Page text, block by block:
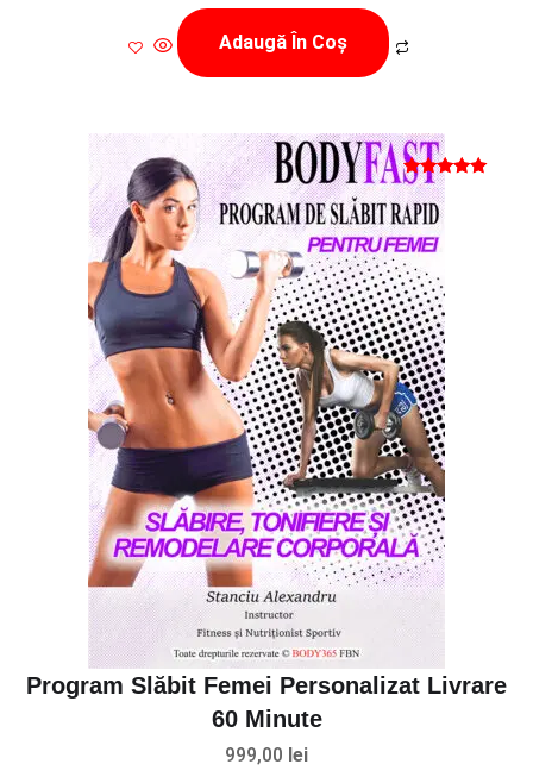
Adaugă În Coș
Program Slăbit Femei Personalizat Livrare
60 Minute
Evaluat la
5
din 5
999,00 lei